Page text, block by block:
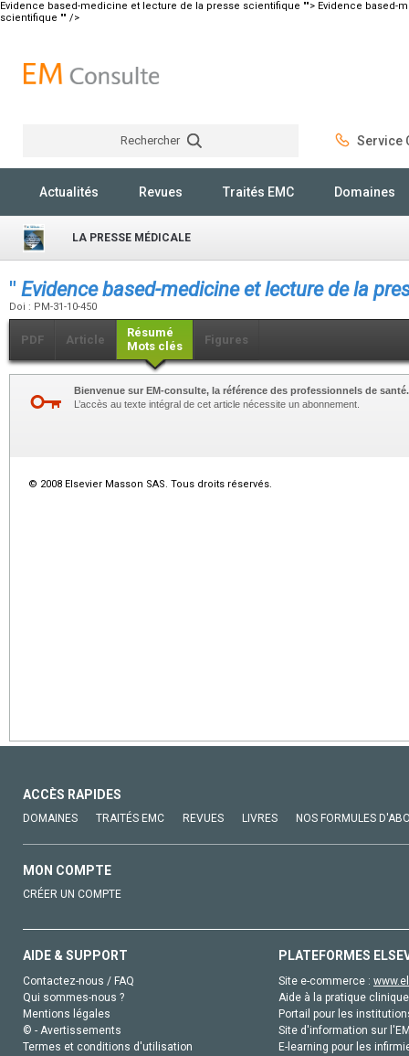
Evidence based-medicine et lecture de la presse scientifique ""> Evidence based-
scientifique "" />
Rechercher Service
Actualités Revues Traités EMC Domaines
LA PRESSE MÉDICALE
" Evidence based-medicine et lecture de la
Doi : PM-31-10-450
PDF Article
Résumé
Mots clés
Figures
Bienvenue sur EM-consulte, la référence des professionnels de santé.
L’accès au texte intégral de cet article nécessite un abonnement.
© 2008 Elsevier Masson SAS. Tous droits réservés.
ACCÈS RAPIDES
DOMAINES TRAITÉS EMC REVUES LIVRES NOS FORMULES
MON COMPTE
CRÉER UN COMPTE
AIDE & SUPPORT
Contactez-nous / FAQ
Qui sommes-nous ?
Mentions légales
© - Avertissements
Termes et conditions d'utilisation
PLATEFORMES
Site e-commerce :
Aide à la pratique
Portail pour les
Site d'information sur
E-learning pour les